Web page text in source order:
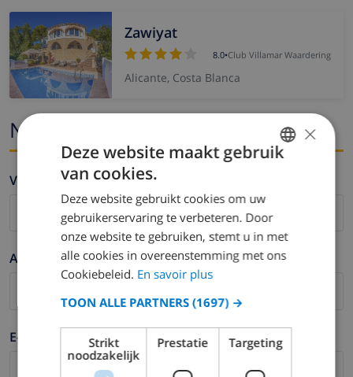
Zawiyat
8.0•Club Villamar Waardering
Alicante, Costa Blanca
Naam en email
Voornaam *
Achternaam *
E-mail *
DUTCH
SPANISH
CATALAN
ITALIAN
×
Deze website maakt gebruik
van cookies.
Deze website gebruikt cookies om uw
gebruikerservaring te verbeteren. Door
onze website te gebruiken, stemt u in met
alle cookies in overeenstemming met ons
Cookiebeleid. En savoir plus
TOON ALLE PARTNERS (1697) →
Strikt
noodzakelijk
Prestatie Targeting